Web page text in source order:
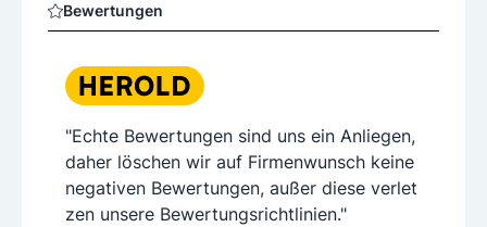
Bewertungen
"Echte Bewertungen sind uns ein Anliegen,
daher löschen wir auf Firmenwunsch keine
negativen Bewertungen, außer diese verlet
zen unsere Bewertungsrichtlinien."